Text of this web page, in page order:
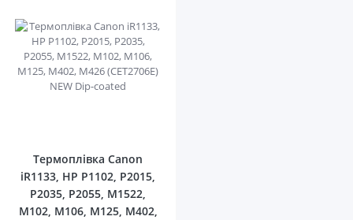
Термоплівка Canon
iR1133, HP P1102, P2015,
P2035, P2055, M1522,
M102, M106, M125, M402,